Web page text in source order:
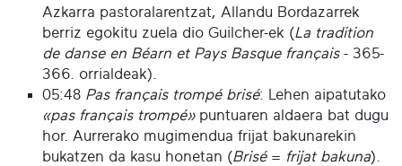
Azkarra pastoralarentzat, Allandu Bordazarrek
berriz egokitu zuela dio Guilcher-ek (La tradition
de danse en Béarn et Pays Basque français- 365-
366. orrialdeak).
05:48 Pas français trompé brisé: Lehen aipatutako
«pas français trompé»puntuaren aldaera bat dugu
hor. Aurrerako mugimendua frijat bakunarekin
bukatzen da kasu honetan (Brisé= frijat bakuna).